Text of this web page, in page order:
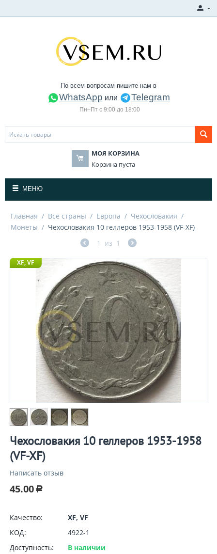
По всем вопросам пишите нам в
WhatsApp или Telegram
Пн–Пт с 9:00 до 18:00
МОЯ КОРЗИНА
Корзина пуста
МЕНЮ
Главная / Все страны / Европа / Чехословакия /
Монеты / Чехословакия 10 геллеров 1953-1958 (VF-XF)
1
из 1
XF, VF
Чехословакия 10 геллеров 1953-1958
(VF-XF)
Написать отзыв
45.00 Р
Качество:
XF, VF
КОД:
4922-1
Доступность:
В наличии